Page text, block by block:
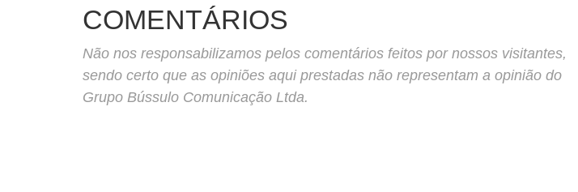
COMENTÁRIOS
Não nos responsabilizamos pelos comentários feitos por nossos visitantes,
sendo certo que as opiniões aqui prestadas não representam a opinião do
Grupo Bússulo Comunicação Ltda.